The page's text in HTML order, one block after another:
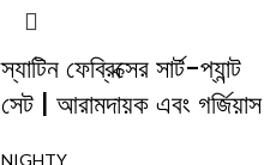
স্যাটিন ফেব্রিক্সের সার্ট-প্যান্ট
সেট | আরামদায়ক এবং গর্জিয়াস
NIGHTY